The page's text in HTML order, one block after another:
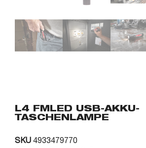
L4 FMLED USB-AKKU-
TASCHENLAMPE
SKU 4933479770